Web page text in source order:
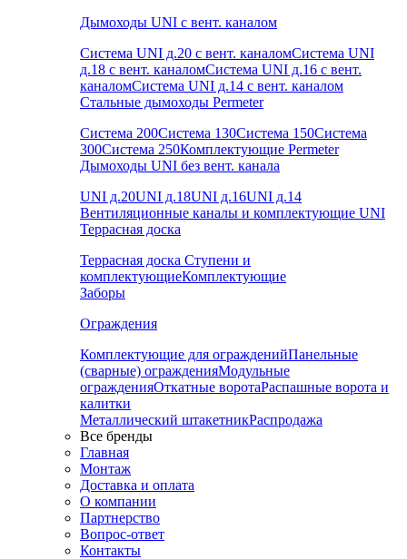
Дымоходы UNI с вент. каналом
Система UNI д.20 с вент. каналомСистема UNI
д.18 с вент. каналомСистема UNI д.16 с вент.
каналомСистема UNI д.14 с вент. каналом
Стальные дымоходы Permeter
Система 200Система 130Система 150Система
300Система 250Комплектующие Permeter
Дымоходы UNI без вент. канала
UNI д.20UNI д.18UNI д.16UNI д.14
Вентиляционные каналы и комплектующие UNI
Террасная доска
Террасная доска Ступени и
комплектующиеКомплектующие
Заборы
Ограждения
Комплектующие для огражденийПанельные
(сварные) огражденияМодульные
огражденияОткатные воротаРаспашные ворота и
калитки
Металлический штакетникРаспродажа
Все бренды
Главная
Монтаж
Доставка и оплата
О компании
Партнерство
Вопрос-ответ
Контакты